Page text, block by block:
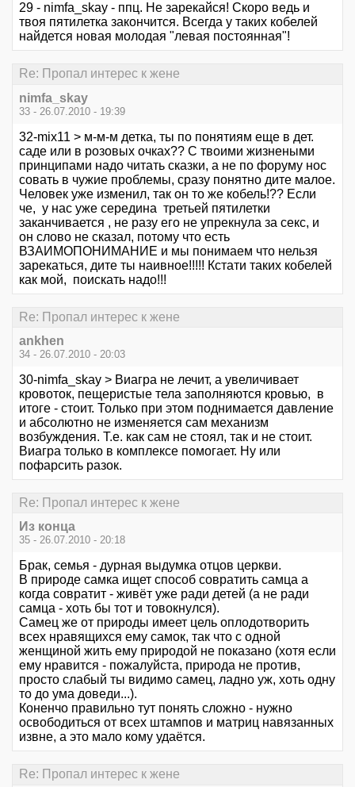
29 - nimfa_skay - ппц. Не зарекайся! Скоро ведь и
твоя пятилетка закончится. Всегда у таких кобелей
найдется новая молодая "левая постоянная"!
Re: Пропал интерес к жене
nimfa_skay
33 - 26.07.2010 - 19:39
32-mix11 > м-м-м детка, ты по понятиям еще в дет.
саде или в розовых очках?? С твоими жизнеными
принципами надо читать сказки, а не по форуму нос
совать в чужие проблемы, сразу понятно дите малое.
Человек уже изменил, так он то же кобель!?? Если
че, у нас уже середина третьей пятилетки
заканчивается , не разу его не упрекнула за секс, и
он слово не сказал, потому что есть
ВЗАИМОПОНИМАНИЕ и мы понимаем что нельзя
зарекаться, дите ты наивное!!!!! Кстати таких кобелей
как мой, поискать надо!!!
Re: Пропал интерес к жене
ankhen
34 - 26.07.2010 - 20:03
30-nimfa_skay > Виагра не лечит, а увеличивает
кровоток, пещеристые тела заполняются кровью, в
итоге - стоит. Только при этом поднимается давление
и абсолютно не изменяется сам механизм
возбуждения. Т.е. как сам не стоял, так и не стоит.
Виагра только в комплексе помогает. Ну или
пофарсить разок.
Re: Пропал интерес к жене
Из конца
35 - 26.07.2010 - 20:18
Брак, семья - дурная выдумка отцов церкви.
В природе самка ищет способ совратить самца а
когда совратит - живёт уже ради детей (а не ради
самца - хоть бы тот и товокнулся).
Самец же от природы имеет цель оплодотворить
всех нравящихся ему самок, так что с одной
женщиной жить ему природой не показано (хотя если
ему нравится - пожалуйста, природа не против,
просто слабый ты видимо самец, ладно уж, хоть одну
то до ума доведи...).
Коненчо правильно тут понять сложно - нужно
освободиться от всех штампов и матриц навязанных
извне, а это мало кому удаётся.
Re: Пропал интерес к жене